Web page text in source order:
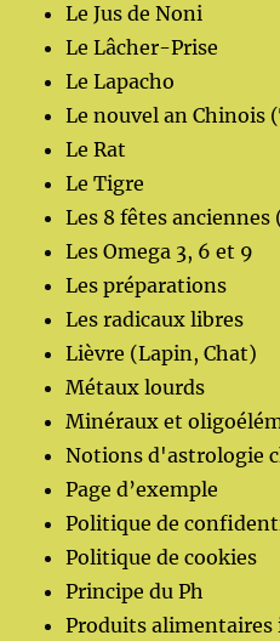
Le Jus de Noni
Le Lâcher-Prise
Le Lapacho
Le nouvel an Chinois
Le Rat
Le Tigre
Les 8 fêtes anciennes
Les Omega 3, 6 et 9
Les préparations
Les radicaux libres
Lièvre (Lapin, Chat)
Métaux lourds
Minéraux et
Notions d'astrologie
Page d’exemple
Politique de
Politique de cookies
Principe du Ph
Produits